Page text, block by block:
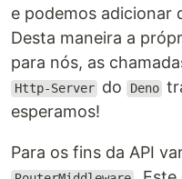
e podemos adicionar
Desta maneira a
para nós, as
Http-Server do Deno
esperamos!
Para os fins da API